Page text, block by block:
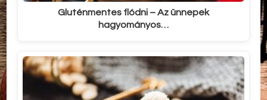
Gluténmentes flódni – Az ünnepek
hagyományos…